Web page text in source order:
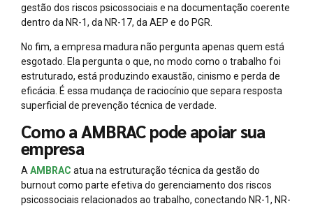
gestão dos riscos psicossociais e na documentação coerente
dentro da NR-1, da NR-17, da AEP e do PGR.
No fim, a empresa madura não pergunta apenas quem está
esgotado. Ela pergunta o que, no modo como o trabalho foi
estruturado, está produzindo exaustão, cinismo e perda de
eficácia. É essa mudança de raciocínio que separa resposta
superficial de prevenção técnica de verdade.
Como a AMBRAC pode apoiar sua
empresa
A AMBRAC atua na estruturação técnica da gestão do
burnout como parte efetiva do gerenciamento dos riscos
psicossociais relacionados ao trabalho, conectando NR-1, NR-